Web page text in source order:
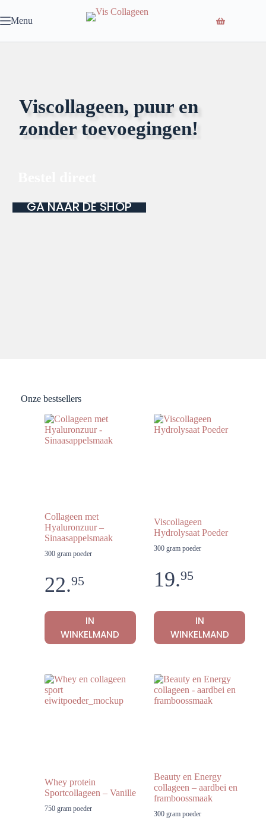
naar
de
Menu
Viscollageen, puur en
zonder toevoegingen!
GA NAAR DE SHOP
Onze bestsellers
Collageen met
Hyaluronzuur –
Sinaasappelsmaak
300 gram poeder
22.95
IN
WINKELMAND
Viscollageen
Hydrolysaat Poeder
300 gram poeder
19.95
IN
WINKELMAND
Whey protein
Sportcollageen – Vanille
750 gram poeder
Beauty en Energy
collageen – aardbei en
framboossmaak
300 gram poeder